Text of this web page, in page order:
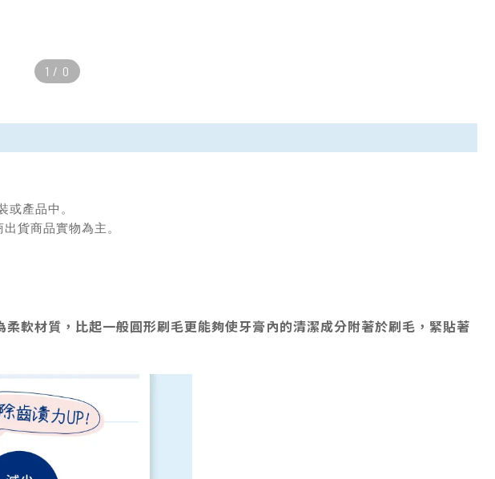
1 / 0
產品中。
貨商品實物為主。
軟材質，比起一般圓形刷毛更能夠使牙膏內的清潔成分附著於刷毛，緊貼著